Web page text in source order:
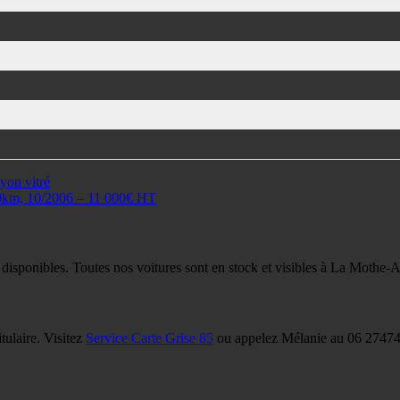
vitré
10/2006 – 11 000€ HT
Toutes nos voitures sont en stock et visibles à La Mothe-
Visitez Service Carte Grise 85 ou appelez Mélanie au 06